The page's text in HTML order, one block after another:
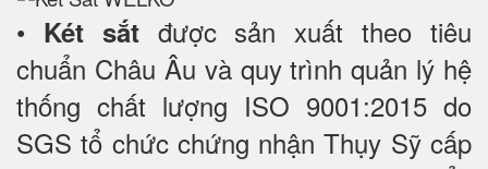
• Két sắtđược sản xuất theo tiêu
chuẩn Châu Âu và quy trình quản lý hệ
thống chất lượng ISO 9001:2015 do
SGS tổ chức chứng nhận Thụy Sỹ cấp